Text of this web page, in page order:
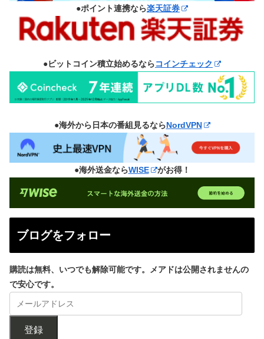
●ポイント連携なら楽天証券
●ビットコイン積立始めるならコインチェック
●海外から日本の番組見るならNordVPN
●海外送金ならWISE がお得！
ブログをフォロー
購読は無料、いつでも解除可能です。メアドは公開されませんの
で安心です。
登録